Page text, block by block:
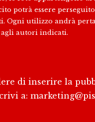
potrà essere
Ogni utilizzo andrà
autori indicati.
di inserire la
a: